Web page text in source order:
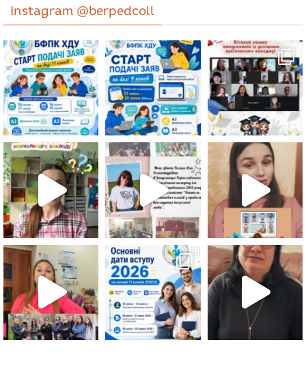
Instagram @berpedcoll